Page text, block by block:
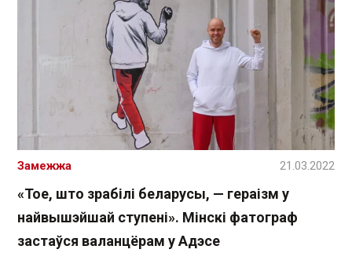
«Тое, што зрабілі беларусы, — гераізм у
найвышэйшай ступені». Мінскі фатограф
застаўся валанцёрам у Адэсе
Замежжа 21.03.2022